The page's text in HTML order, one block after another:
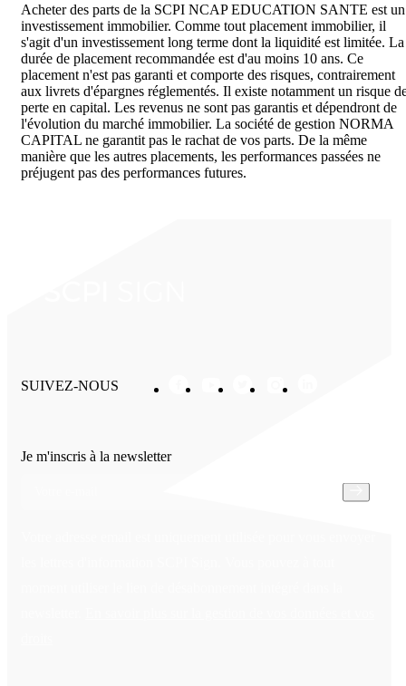
Acheter des parts de la SCPI NCAP EDUCATION SANTE est un
investissement immobilier. Comme tout placement immobilier, il
s'agit d'un investissement long terme dont la liquidité est limitée. La
durée de placement recommandée est d'au moins 10 ans. Ce
placement n'est pas garanti et comporte des risques, contrairement
aux livrets d'épargnes réglementés. Il existe notamment un risque
perte en capital. Les revenus ne sont pas garantis et dépendront de
l'évolution du marché immobilier. La société de gestion NORMA
CAPITAL ne garantit pas le rachat de vos parts. De la même
manière que les autres placements, les performances passées ne
préjugent pas des performances futures.
SUIVEZ-NOUS
Je m'inscris à la newsletter